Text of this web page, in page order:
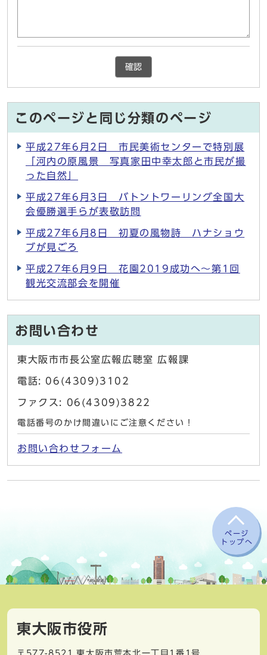
確認
このページと同じ分類のページ
平成27年6月2日 市民美術センターで特別展
「河内の原風景 写真家田中幸太郎と市民が撮
った自然」
平成27年6月3日 バトントワーリング全国大
会優勝選手らが表敬訪問
平成27年6月8日 初夏の風物詩 ハナショウ
ブが見ごろ
平成27年6月9日 花園2019成功へ～第1回
観光交流部会を開催
お問い合わせ
東大阪市市長公室広報広聴室 広報課
電話: 06(4309)3102
ファクス: 06(4309)3822
電話番号のかけ間違いにご注意ください！
お問い合わせフォーム
ページ
トップへ
東大阪市役所
〒577-8521 東大阪市荒本北一丁目1番1号